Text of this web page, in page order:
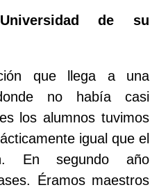
de su
que llega a una
no había casi
los alumnos tuvimos
igual que el
En segundo año
Éramos maestros